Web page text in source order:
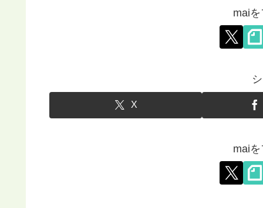
mai
X
mai